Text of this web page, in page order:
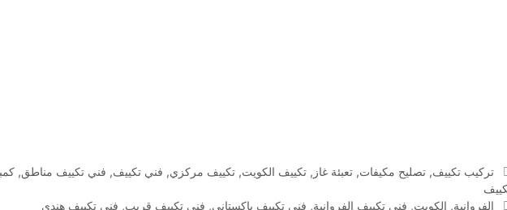
التصنيفات
تركيب تكييف, تصليح مكيفات, تعبئة غاز , تكييف الكويت, تكييف مركزي, فني تكييف, فني تكييف مناطق,
الوسوم
الفروانية, الكويت, فني تكييف الفروانية, فني تكييف باكستاني, فني تكييف قريب, فني تكييف هندي